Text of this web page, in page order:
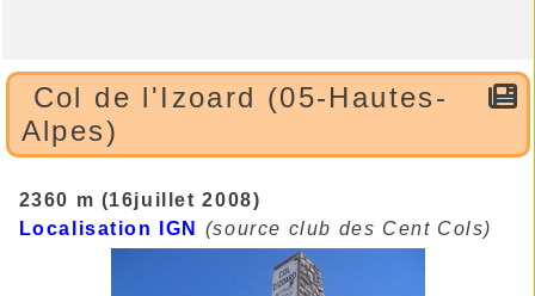
Col de l'Izoard (05-Hautes-
Alpes)
2360 m (16juillet 2008)
Localisation IGN
(source club des Cent Cols)